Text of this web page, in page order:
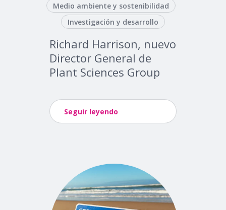
Medio ambiente y sostenibilidad
Investigación y desarrollo
Richard Harrison, nuevo
Director General de
Plant Sciences Group
Seguir leyendo